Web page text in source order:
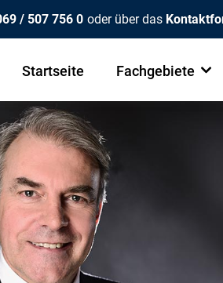
/ 507 756 0 oder über das
Startseite Fachgebiete